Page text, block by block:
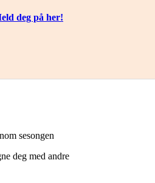
deg på her!
sesongen
deg med andre